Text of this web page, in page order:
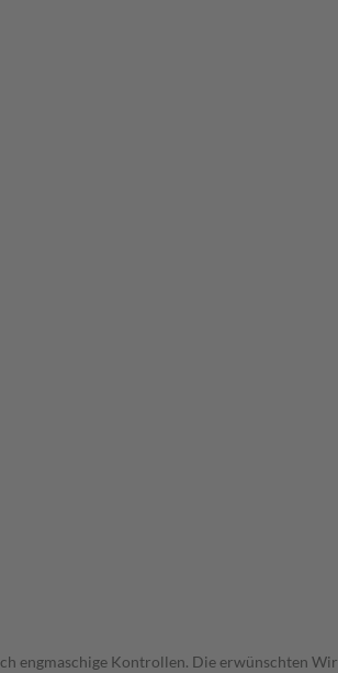
engmaschige Kontrollen. Die erwünschten